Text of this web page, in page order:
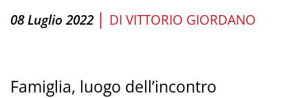
08 Luglio 2022 | DI VITTORIO GIORDANO
Famiglia, luogo dell’incontro